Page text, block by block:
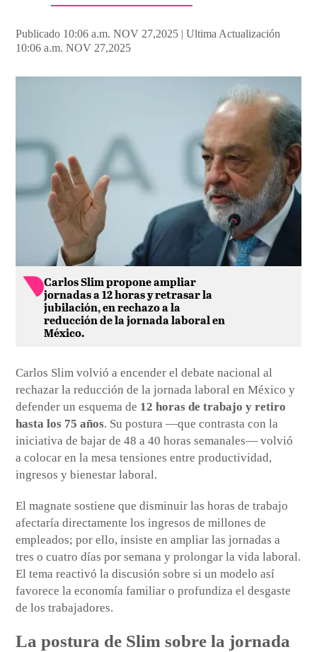
Publicado 10:06 a.m. NOV 27,2025 | Ultima Actualización
10:06 a.m. NOV 27,2025
Carlos Slim propone ampliar
jornadas a 12 horas y retrasar la
jubilación, en rechazo a la
reducción de la jornada laboral en
México.
Carlos Slim volvió a encender el debate nacional al
rechazar la reducción de la jornada laboral en México y
defender un esquema de 12 horas de trabajo y retiro
hasta los 75 años. Su postura —que contrasta con la
iniciativa de bajar de 48 a 40 horas semanales— volvió
a colocar en la mesa tensiones entre productividad,
ingresos y bienestar laboral.
El magnate sostiene que disminuir las horas de trabajo
afectaría directamente los ingresos de millones de
empleados; por ello, insiste en ampliar las jornadas a
tres o cuatro días por semana y prolongar la vida laboral.
El tema reactivó la discusión sobre si un modelo así
favorece la economía familiar o profundiza el desgaste
de los trabajadores.
La postura de Slim sobre la jornada